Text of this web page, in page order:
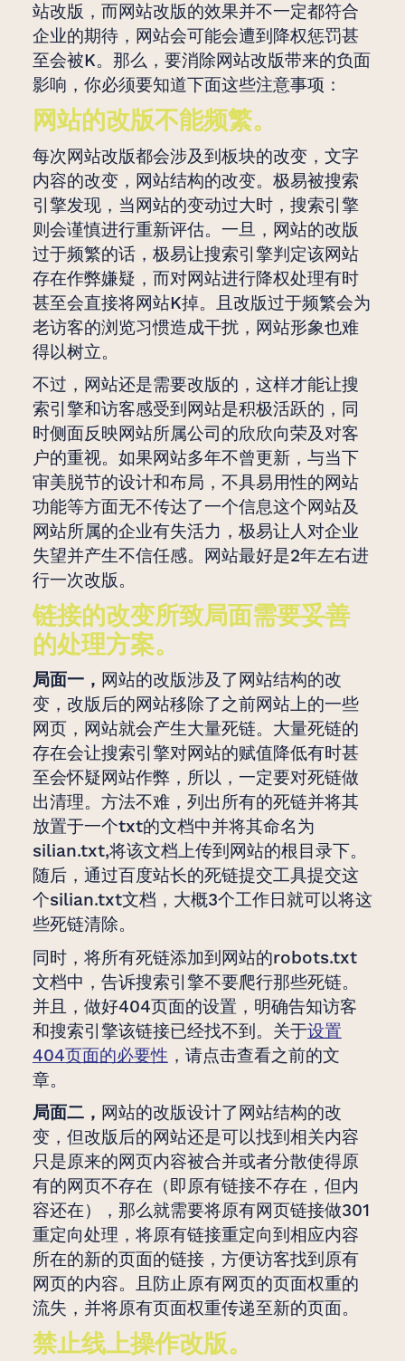
站改版，而网站改版的效果并不一定都符合
企业的期待，网站会可能会遭到降权惩罚甚
至会被K。那么，要消除网站改版带来的负面
影响，你必须要知道下面这些注意事项：
网站的改版不能频繁。
每次网站改版都会涉及到板块的改变，文字
内容的改变，网站结构的改变。极易被搜索
引擎发现，当网站的变动过大时，搜索引擎
则会谨慎进行重新评估。一旦，网站的改版
过于频繁的话，极易让搜索引擎判定该网站
存在作弊嫌疑，而对网站进行降权处理有时
甚至会直接将网站K掉。且改版过于频繁会为
老访客的浏览习惯造成干扰，网站形象也难
得以树立。
不过，网站还是需要改版的，这样才能让搜
索引擎和访客感受到网站是积极活跃的，同
时侧面反映网站所属公司的欣欣向荣及对客
户的重视。如果网站多年不曾更新，与当下
审美脱节的设计和布局，不具易用性的网站
功能等方面无不传达了一个信息这个网站及
网站所属的企业有失活力，极易让人对企业
失望并产生不信任感。网站最好是2年左右进
行一次改版。
链接的改变所致局面需要妥善
的处理方案。
局面一， 网站的改版涉及了网站结构的改
变，改版后的网站移除了之前网站上的一些
网页，网站就会产生大量死链。大量死链的
存在会让搜索引擎对网站的赋值降低有时甚
至会怀疑网站作弊，所以，一定要对死链做
出清理。方法不难，列出所有的死链并将其
放置于一个txt的文档中并将其命名为
silian.txt,将该文档上传到网站的根目录下。
随后，通过百度站长的死链提交工具提交这
个silian.txt文档，大概3个工作日就可以将这
些死链清除。
同时，将所有死链添加到网站的robots.txt
文档中，告诉搜索引擎不要爬行那些死链。
并且，做好404页面的设置，明确告知访客
和搜索引擎该链接已经找不到。关于设置
404页面的必要性 ，请点击查看之前的文
章。
局面二， 网站的改版设计了网站结构的改
变，但改版后的网站还是可以找到相关内容
只是原来的网页内容被合并或者分散使得原
有的网页不存在（即原有链接不存在，但内
容还在），那么就需要将原有网页链接做301
重定向处理，将原有链接重定向到相应内容
所在的新的页面的链接，方便访客找到原有
网页的内容。且防止原有网页的页面权重的
流失，并将原有页面权重传递至新的页面。
禁止线上操作改版。